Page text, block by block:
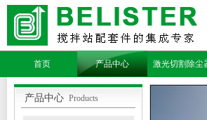
首页 产品中心 激光切割除尘
产品中心 Products